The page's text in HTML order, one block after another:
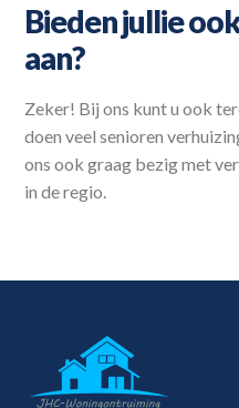
Bieden jullie
aan?
Zeker! Bij ons kunt u ook
doen veel senioren
ons ook graag bezig met
in de regio.